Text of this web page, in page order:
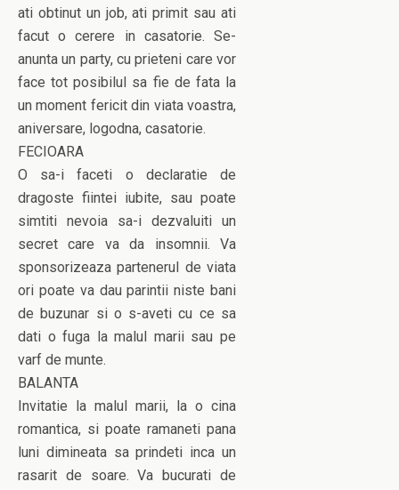
ati obtinut un job, ati primit sau ati
facut o cerere in casatorie. Se-
anunta un party, cu prieteni care vor
face tot posibilul sa fie de fata la
un moment fericit din viata voastra,
aniversare, logodna, casatorie.
FECIOARA
O sa-i faceti o declaratie de
dragoste fiintei iubite, sau poate
simtiti nevoia sa-i dezvaluiti un
secret care va da insomnii. Va
sponsorizeaza partenerul de viata
ori poate va dau parintii niste bani
de buzunar si o s-aveti cu ce sa
dati o fuga la malul marii sau pe
varf de munte.
BALANTA
Invitatie la malul marii, la o cina
romantica, si poate ramaneti pana
luni dimineata sa prindeti inca un
rasarit de soare. Va bucurati de